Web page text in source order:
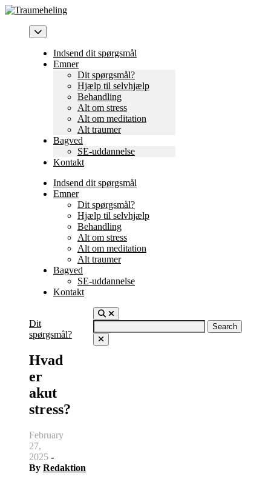
Skip
Indsend dit spørgsmål
Emner
Dit spørgsmål?
Hjælp til selvhjælp
Behandling
Alt om stress
Alt om meditation
Alt traumer
Bagved
SE-uddannelse
Kontakt
Indsend dit spørgsmål
Emner
Dit spørgsmål?
Hjælp til selvhjælp
Behandling
Alt om stress
Alt om meditation
Alt traumer
Bagved
SE-uddannelse
Kontakt
Search
for:
Dit
spørgsmål?
Hvad
er
akut
stress?
February
27,
2025 -
By Redaktion